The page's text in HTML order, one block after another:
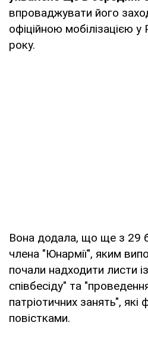
впроваджувати його
офіційною мобілізацією
року.
Вона додала, що ще з 29
члена "Юнармії", яким
почали надходити листи
співбесіду" та
патріотичних занять", які
повістками.